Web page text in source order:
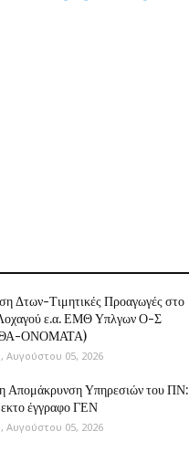
Δτων-Τιμητικές Προαγωγές στο
ε.α. ΕΜΘ Υπλγων Ο-Σ
ΟΝΟΜΑΤΑ)
Αυγούστου 05, 2026
Απομάκρυνση Υπηρεσιών του ΠΝ:
έγγραφο ΓΕΝ
Αυγούστου 05, 2026